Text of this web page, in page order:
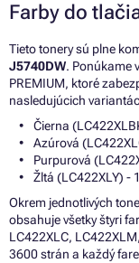
Farby do
Tieto tonery sú plne
J5740DW. Ponúkame
PREMIUM, ktoré
nasledujúcich
Čierna
Azúrová
Purpurová
Žltá (LC422XLY) -
Okrem jednotlivých
obsahuje všetky štyri
LC422XLC,
3600 strán a každý